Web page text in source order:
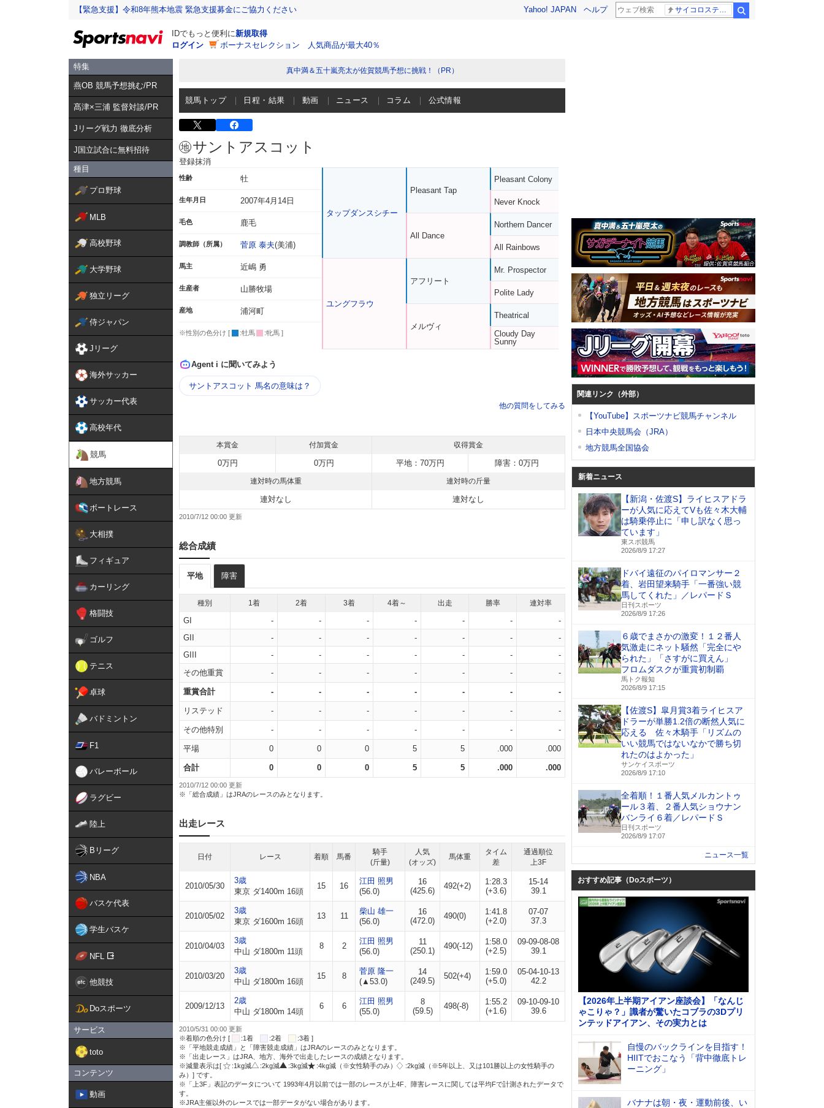
【緊急支援】令和8年熊本地震 緊急支援募金にご協力ください Yahoo! JAPAN ヘルプ
IDでもっと便利に新規取得
ログイン
ボーナスセレクション 人気商品が最大40％
特集
燕OB 競馬予想挑む/PR
髙津×三浦 監督対談/PR
Jリーグ戦力 徹底分析
J国立試合に無料招待
種目
プロ野球
MLB
高校野球
大学野球
独立リーグ
侍ジャパン
Jリーグ
海外サッカー
サッカー代表
高校年代
競馬
地方競馬
ボートレース
大相撲
フィギュア
カーリング
格闘技
ゴルフ
テニス
卓球
バドミントン
F1
バレーボール
ラグビー
陸上
Bリーグ
NBA
バスケ代表
学生バスケ
NFL
他競技
Doスポーツ
サービス
toto
コンテンツ
動画
真中満＆五十嵐亮太が佐賀競馬予想に挑戦！（PR）
競馬トップ 日程・結果 動画 ニュース コラム 公式情報
サントアスコット
登録抹消
性齢 牡
生年月日 2007年4月14日
毛色 鹿毛
調教師（所属） 菅原 泰夫(美浦)
馬主 近嶋 勇
生産者 山勝牧場
産地 浦河町
※性別の色分け [ :牡馬 :牝馬 ]
タップダンスシチー
ユングフラウ
Pleasant Tap
All Dance
アフリート
メルヴィ
Pleasant Colony
Never Knock
Northern Dancer
All Rainbows
Mr. Prospector
Polite Lady
Theatrical
Cloudy Day
Sunny
Agent i に聞いてみよう
サントアスコット 馬名の意味は？
他の質問をしてみる
本賞金 付加賞金 収得賞金
0万円 0万円 平地：70万円 障害：0万円
連対時の馬体重 連対時の斤量
連対なし 連対なし
2010/7/12 00:00
総合成績
平地 障害
種別 1着 2着 3着 4着～ 出走 勝率 連対率
GI - - - - - -
-
GII
- - - - - -
-
GIII
- - - - - -
-
その他重賞
- - - - - - -
重賞合計 - - - - - - -
リステッド - - - - - - -
その他特別 - - - - - - -
平場 0 0 0 5 5 .000 .000
合計 0 0 0 5 5 .000 .000
2010/7/12 00:00 更新
※「総合成績」はJRAのレースのみとなります。
出走レース
日付 レース 着順 馬番
騎手
(斤量)
人気
(オッズ)
馬体重
タイム
差
通過順位
上3F
2010/05/30
3歳
東京 ダ1400m 16頭
15 16
江田 照男
(56.0)
16
(425.6)
492(+2)
1:28.3
(+3.6)
15-14
39.1
2010/05/02
3歳
東京 ダ1600m 16頭
13 11
柴山 雄一
(56.0)
16
(472.0)
490(0)
1:41.8
(+2.0)
07-07
37.3
2010/04/03
3歳
中山 ダ1800m 11頭
8 2
江田 照男
(56.0)
11
(250.1)
490(-12)
1:58.0
(+2.5)
09-09-08-08
39.1
2010/03/20
3歳
中山 ダ1800m 16頭
15 8
菅原 隆一
(▲53.0)
14
(249.5)
502(+4)
1:59.0
(+5.0)
05-04-10-13
42.2
2009/12/13
2歳
中山 ダ1800m 14頭
6 6
江田 照男
(55.0)
8
(59.5)
498(-8)
1:55.2
(+1.6)
09-10-09-10
39.6
2010/5/31 00:00 更新
※着順の色分け [
:1着 :2着
:3着 ]
※「平地競走成績」と「障害競走成績」はJRAのレースのみとなります。
※「出走レース」はJRA、地方、海外で出走したレースの成績となります。
※減量表示は[
:1kg減 :2kg減 :3kg減 :4kg減（※女性騎手のみ）
:2kg減（※5年以上、又は101勝以上の女性騎手の
み）] です。
※「上3F」表記のデータについて 1993年4月以前では一部のレースが上4F、障害レースに関しては平均Fで計測されたデータで
す。
※JRA主催以外のレースでは一部データがない場合があります。
関連リンク（外部）
【YouTube】スポーツナビ競馬チャンネル
日本中央競馬会（JRA）
地方競馬全国協会
新着ニュース
【新潟・佐渡S】ライヒスアドラ
ーが人気に応えてVも佐々木大輔
は騎乗停止に「申し訳なく思っ
ています」
東スポ競馬
2026/8/9 17:27
ドバイ遠征のパイロマンサー２
着、岩田望来騎手「一番強い競
馬してくれた」／レパードＳ
日刊スポーツ
2026/8/9 17:26
６歳でまさかの激変！１２番人
気激走にネット騒然「完全にや
られた」「さすがに買えん」
フロムダスクが重賞初制覇
馬トク報知
2026/8/9 17:15
【佐渡S】皐月賞3着ライヒスア
ドラーが単勝1.2倍の断然人気に
応える 佐々木騎手「リズムの
いい競馬ではないなかで勝ち切
れたのはよかった」
サンケイスポーツ
2026/8/9 17:10
全着順！１番人気メルカントゥ
ール３着、２番人気ショウナン
バンライ６着／レパードＳ
日刊スポーツ
2026/8/9 17:07
ニュース一覧
おすすめ記事（Doスポーツ）
【2026年上半期アイアン座談会】「なんじ
ゃこりゃ？」識者が驚いたコブラの3Dプリ
ンテッドアイアン、その実力とは
自慢のバックラインを目指す！
HIITでおこなう「背中徹底トレ
ーニング」
バナナは朝・夜・運動前後、い